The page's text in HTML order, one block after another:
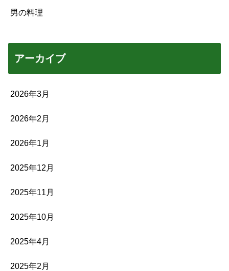
男の料理
アーカイブ
2026年3月
2026年2月
2026年1月
2025年12月
2025年11月
2025年10月
2025年4月
2025年2月